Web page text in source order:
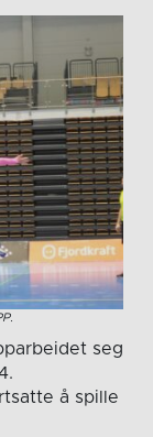
seg
å spille